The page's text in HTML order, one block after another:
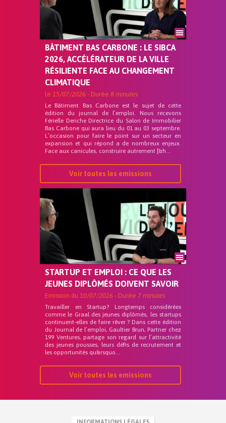
BÂTIMENT BAS CARBONE : LE SIBCA
2026, ACCÉLÉRATEUR DE LA VILLE
RÉSILIENTE FACE AU CHANGEMENT
CLIMATIQUE
le 15/07/2026 - Durée 8 minutes
Le Bâtiment Bas Carbone est le sujet de cette
édition du journal de l’emploi. Nous recevons
Férielle Deriche Directrice du Salon de Immobilier
Bas Carbone qui aura lieu du 01 au 03 septembre.
L’occasion pour faire le point sur un secteur en
expansion et qui répond a de nombreux enjeux.
Face aux canicules, construire autrement [&h...
Voir toutes les emissions
STARTUP ET EMPLOI : CE QUE LES
JEUNES DIPLÔMÉS DOIVENT SAVOIR
Emission du 10/07/2026 - Durée 7 minutes
Travailler en Startup? Longtemps considérées
comme le Graal des jeunes diplômés, les startups
continuent-elles de faire rêver ? Dans cette édition
du Journal de l’emploi, Gaultier Brun, Partner chez
199 Ventures, partage son regard sur l’attractivité
des jeunes pousses, leurs défis de recrutement et
les opportunités qu&rsquo...
Voir toutes les emissions